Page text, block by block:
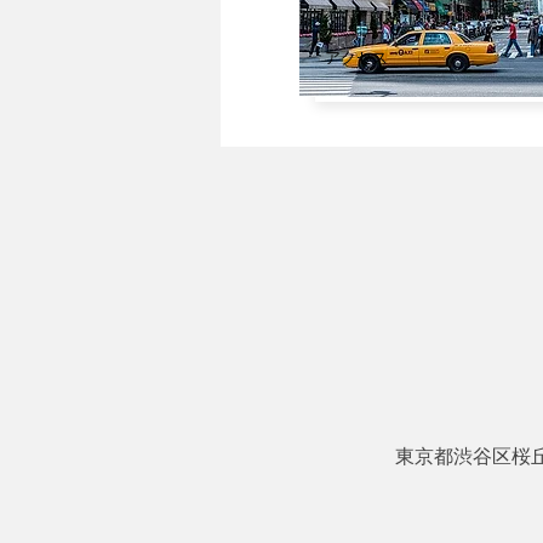
アクセス
東京都渋谷区桜